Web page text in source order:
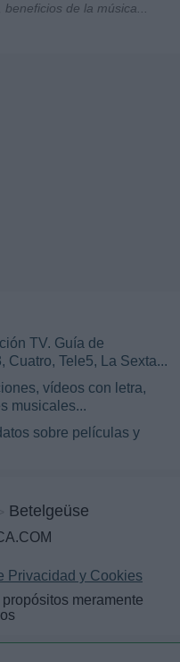
de la música...
TV. Guía de
Cuatro, Tele5, La Sexta...
vídeos con letra,
musicales...
sobre películas y
Betelgeüse
Privacidad y Cookies
meramente